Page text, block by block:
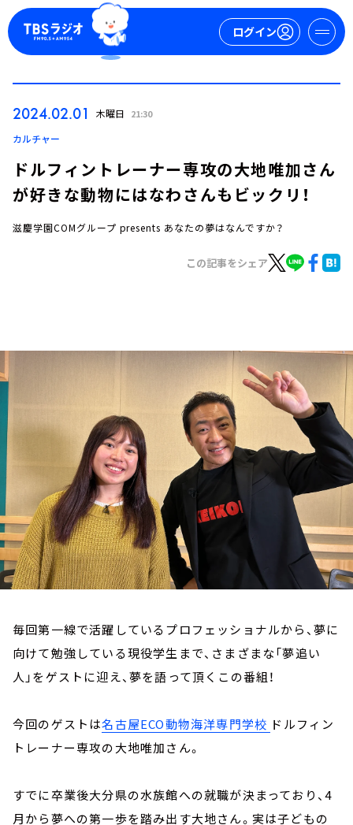
ログイン
お知らせ
イベント・グッズ
会社情報
2024.02.01 木曜日 21:30
カルチャー
ドルフィントレーナー専攻の大地唯加さん
が好きな動物にはなわさんもビックリ！
滋慶学園COMグループ presents あなたの夢はなんですか？
この記事をシェア
毎回第一線で活躍しているプロフェッショナルから、夢に
向けて勉強している現役学生まで、さまざまな「夢追い
人」をゲストに迎え、夢を語って頂くこの番組！
今回のゲストは名古屋ECO動物海洋専門学校 ドルフィン
トレーナー専攻の大地唯加さん。
すでに卒業後大分県の水族館への就職が決まっており、4
月から夢への第一歩を踏み出す大地さん。実は子どもの